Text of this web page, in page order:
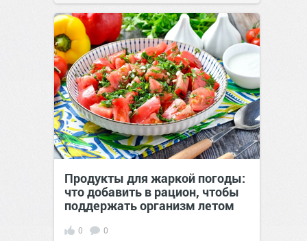
Продукты для жаркой погоды:
что добавить в рацион, чтобы
поддержать организм летом
0 0